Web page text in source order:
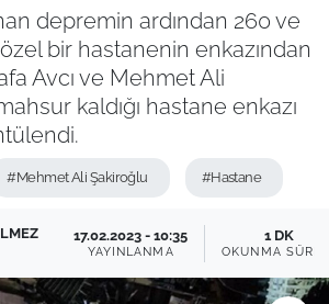
depremin ardından 260 ve
bir hastanenin enkazından
Avcı ve Mehmet Ali
kaldığı hastane enkazı
#Mehmet Ali Şakiroğlu #Hastane
17.02.2023 - 10:35
YAYINLANMA
1 DK
OKUNMA
Alımı